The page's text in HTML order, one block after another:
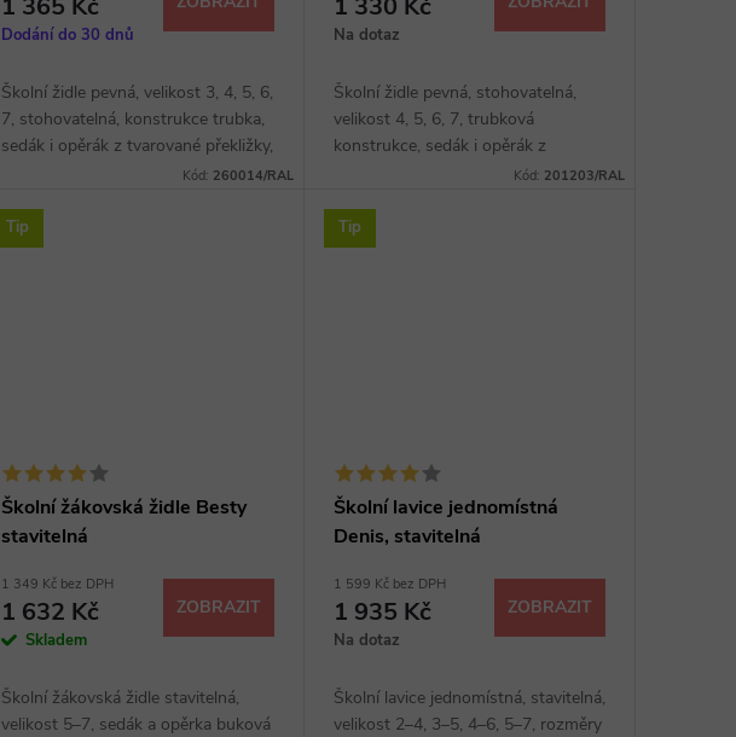
1 365 Kč
Dodání do 30 dnů
Školní židle pevná, velikost 3, 4, 5, 6,
7, stohovatelná, konstrukce trubka,
sedák i opěrák z tvarované překližky,
Kód: 260014/RAL
1 330 Kč
Na dotaz
Školní židle pevná, stohovatelná,
velikost 4, 5, 6, 7, trubková
konstrukce, sedák i opěrák z
Kód: 201203/RAL
Tip
Školní žákovská židle Besty
stavitelná
1 349 Kč bez DPH
1 632 Kč
Skladem
ZOBRAZIT
Školní žákovská židle stavitelná,
velikost 5–7, sedák a opěrka buková
Tip
Školní lavice jednomístná
Denis, stavitelná
1 599 Kč bez DPH
1 935 Kč
Na dotaz
ZOBRAZIT
Školní lavice jednomístná, stavitelná,
velikost 2–4, 3–5, 4–6, 5–7, rozměry